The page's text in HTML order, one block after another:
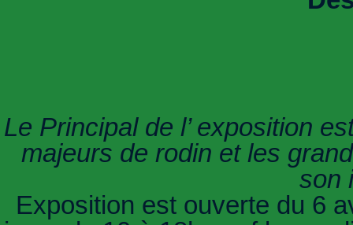
Le Principal de l’ exposition
majeurs de rodin et les
son
Exposition est ouverte du 6